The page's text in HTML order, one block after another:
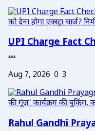
UPI Charge Fact
...
Aug 7, 2026 0 3
Rahul Gandhi